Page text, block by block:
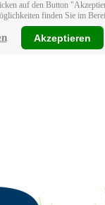
auf den Button
finden Sie im
Akzeptieren